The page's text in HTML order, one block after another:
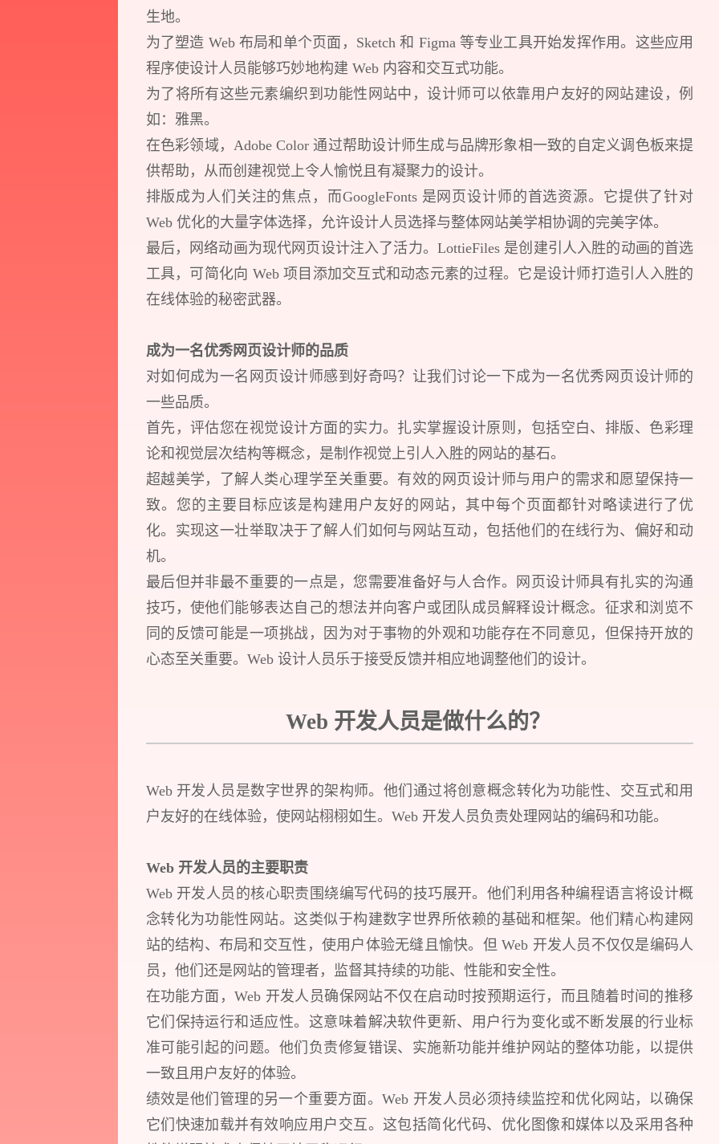
您希望： 预约面谈 在线视频会议 电话 / 微
您所提交的信息将严格保密，且不以任何形式
生地。
为了塑造 Web 布局和单个页面，Sketch 和 Figma 等专业工具开始发挥作用。这些应用
程序使设计人员能够巧妙地构建 Web 内容和交互式功能。
为了将所有这些元素编织到功能性网站中，设计师可以依靠用户友好的网站建设，例
如：雅黑。
在色彩领域，Adobe Color 通过帮助设计师生成与品牌形象相一致的自定义调色板来提
供帮助，从而创建视觉上令人愉悦且有凝聚力的设计。
排版成为人们关注的焦点，而GoogleFonts 是网页设计师的首选资源。它提供了针对
Web 优化的大量字体选择，允许设计人员选择与整体网站美学相协调的完美字体。
最后，网络动画为现代网页设计注入了活力。LottieFiles 是创建引人入胜的动画的首选
工具，可简化向 Web 项目添加交互式和动态元素的过程。它是设计师打造引人入胜的
在线体验的秘密武器。
成为一名优秀网页设计师的品质
对如何成为一名网页设计师感到好奇吗？让我们讨论一下成为一名优秀网页设计师的
一些品质。
首先，评估您在视觉设计方面的实力。扎实掌握设计原则，包括空白、排版、色彩理
论和视觉层次结构等概念，是制作视觉上引人入胜的网站的基石。
超越美学，了解人类心理学至关重要。有效的网页设计师与用户的需求和愿望保持一
致。您的主要目标应该是构建用户友好的网站，其中每个页面都针对略读进行了优
化。实现这一壮举取决于了解人们如何与网站互动，包括他们的在线行为、偏好和动
机。
最后但并非最不重要的一点是，您需要准备好与人合作。网页设计师具有扎实的沟通
技巧，使他们能够表达自己的想法并向客户或团队成员解释设计概念。征求和浏览不
同的反馈可能是一项挑战，因为对于事物的外观和功能存在不同意见，但保持开放的
心态至关重要。Web 设计人员乐于接受反馈并相应地调整他们的设计。
Web 开发人员是做什么的？
Web 开发人员是数字世界的架构师。他们通过将创意概念转化为功能性、交互式和用
户友好的在线体验，使网站栩栩如生。Web 开发人员负责处理网站的编码和功能。
Web 开发人员的主要职责
Web 开发人员的核心职责围绕编写代码的技巧展开。他们利用各种编程语言将设计概
念转化为功能性网站。这类似于构建数字世界所依赖的基础和框架。他们精心构建网
站的结构、布局和交互性，使用户体验无缝且愉快。但 Web 开发人员不仅仅是编码人
员，他们还是网站的管理者，监督其持续的功能、性能和安全性。
在功能方面，Web 开发人员确保网站不仅在启动时按预期运行，而且随着时间的推移
它们保持运行和适应性。这意味着解决软件更新、用户行为变化或不断发展的行业标
准可能引起的问题。他们负责修复错误、实施新功能并维护网站的整体功能，以提供
一致且用户友好的体验。
绩效是他们管理的另一个重要方面。Web 开发人员必须持续监控和优化网站，以确保
它们快速加载并有效响应用户交互。这包括简化代码、优化图像和媒体以及采用各种